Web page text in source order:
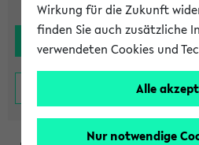
Wirkung für die Zukunft
finden Sie auch zusätzliche
verwendeten Cookies und
Alle
Nur notwendige